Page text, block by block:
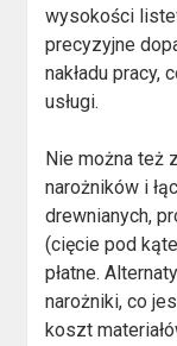
wysokości
precyzyjne
nakładu pracy,
usługi.
Nie można też
narożników i
drewnianych,
(cięcie pod
płatne.
narożniki, co
koszt